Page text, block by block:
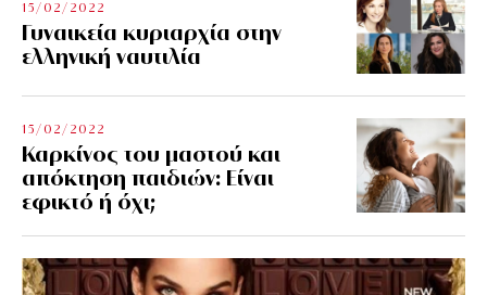
15/02/2022
Γυναικεία κυριαρχία στην
ελληνική ναυτιλία
15/02/2022
Καρκίνος του μαστού και
απόκτηση παιδιών: Είναι
εφικτό ή όχι;